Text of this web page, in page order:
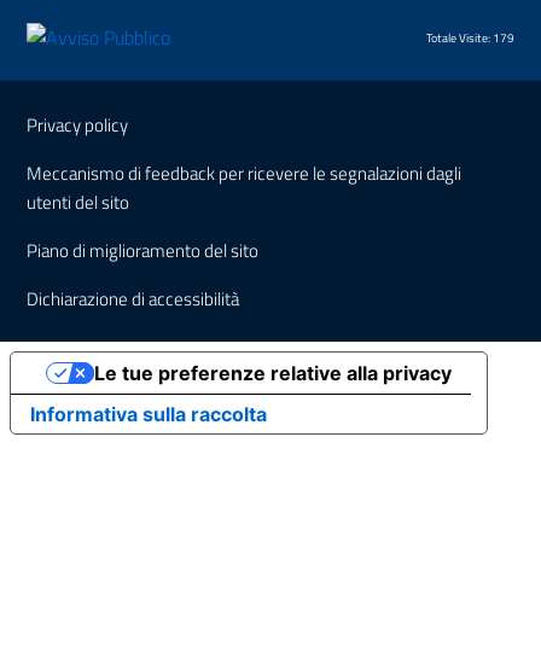
Totale Visite: 179
Sezione Link Utili
Privacy policy
Meccanismo di feedback per ricevere le segnalazioni dagli
utenti del sito
Piano di miglioramento del sito
Dichiarazione di accessibilità
Informativa sulla raccolta
Le tue preferenze relative alla privacy